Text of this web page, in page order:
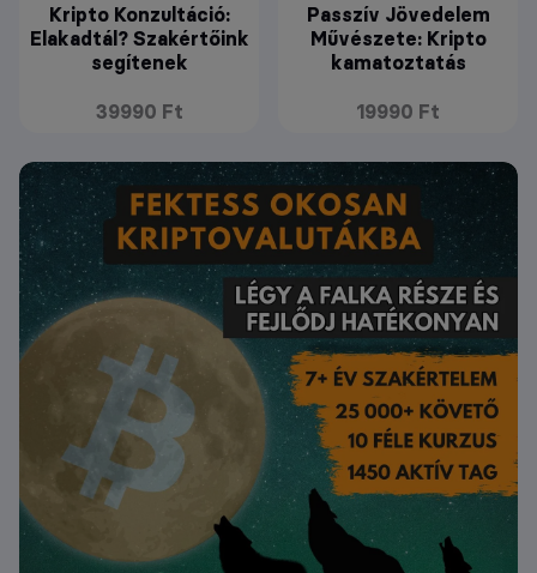
Kripto Konzultáció:
Elakadtál? Szakértőink
segítenek
39990 Ft
Passzív Jövedelem
Művészete: Kripto
kamatoztatás
19990 Ft